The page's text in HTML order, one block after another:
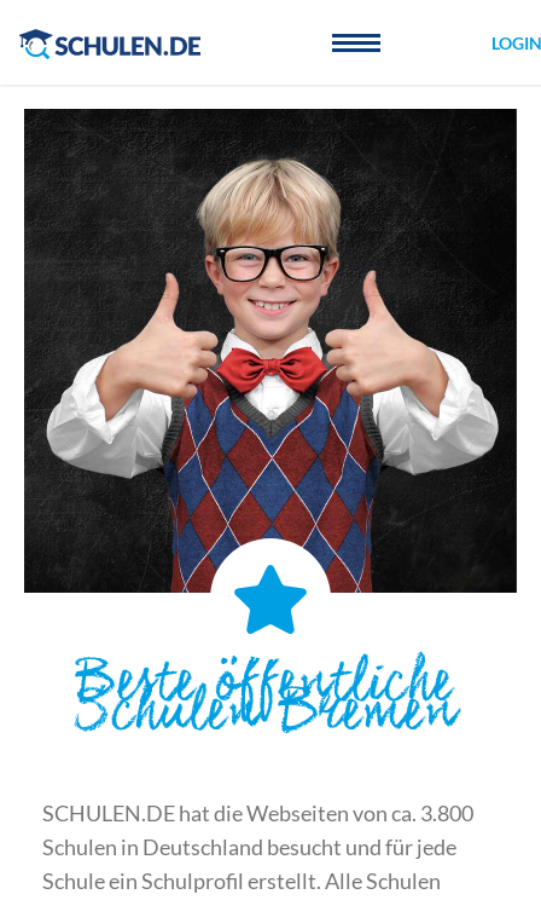
LOGIN
Beste öffentliche
Schulen Bremen
SCHULEN.DE hat die Webseiten von ca. 3.800
Schulen in Deutschland besucht und für jede
Schule ein Schulprofil erstellt. Alle Schulen